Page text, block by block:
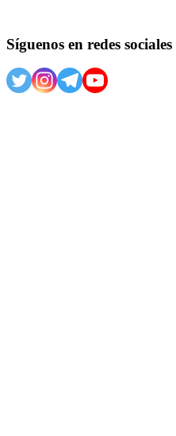
Síguenos en redes sociales